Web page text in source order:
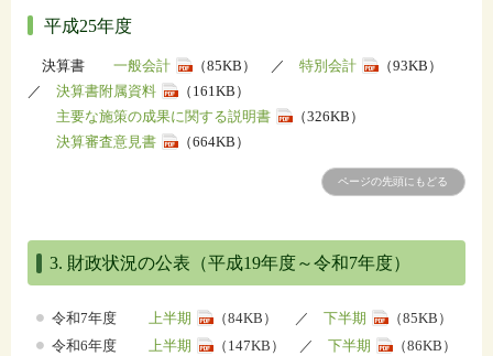
平成25年度
決算書 一般会計 （85KB） ／ 特別会計
（93KB）
／ 決算書附属資料
（161KB）
主要な施策の成果に関する説明書
（326KB）
決算審査意見書
（664KB）
ページの先頭にもどる
3. 財政状況の公表（平成19年度～令和7年度）
令和7年度 上半期 （84KB） ／ 下半期
（85KB）
令和6年度 上半期 （147KB） ／ 下半期
（86KB）